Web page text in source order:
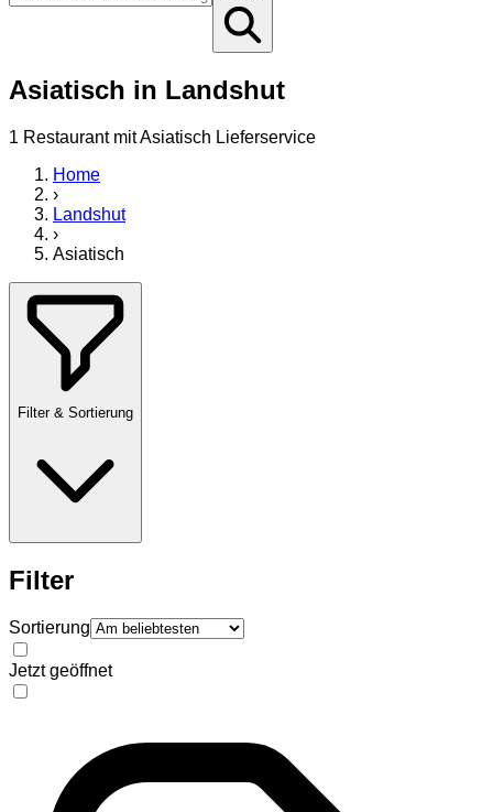
Asiatisch in Landshut
1 RestaurantmitAsiatisch Lieferservice
Home
›
Landshut
›
Asiatisch
Filter & Sortierung
Filter
Sortierung
Jetzt geöffnet